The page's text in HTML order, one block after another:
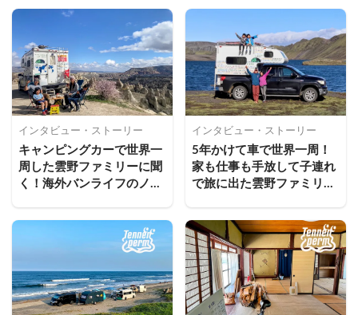
インタビュー・ストーリー
キャンピングカーで世界一
周した雲野ファミリーに聞
く！海外バンライフのノウ
インタビュー・ストーリー
5年かけて車で世界一周！
家も仕事も手放して子連れ
で旅に出た雲野ファミリー